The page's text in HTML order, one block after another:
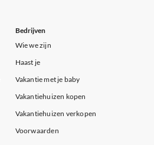
Bedrijven
Wie we zijn
Haast je
Vakantie met je baby
Vakantiehuizen kopen
Vakantiehuizen verkopen
Voorwaarden